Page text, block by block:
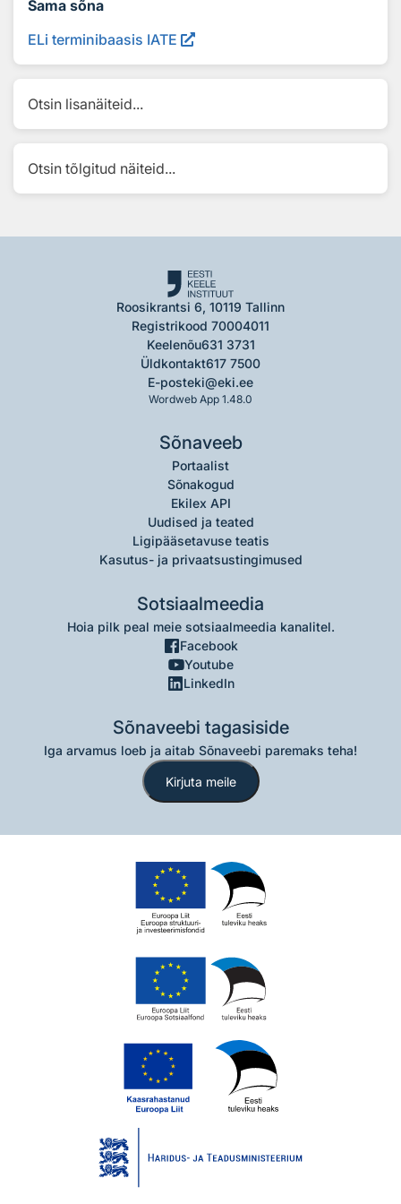
Sama sõna
ELi terminibaasis IATE
Otsin lisanäiteid...
Otsin tõlgitud näiteid...
Roosikrantsi 6, 10119 Tallinn
Registrikood 70004011
Keelenõu631 3731
Üldkontakt617 7500
E-posteki@eki.ee
Wordweb App 1.48.0
Sõnaveeb
Portaalist
Sõnakogud
Ekilex API
Uudised ja teated
Ligipääsetavuse teatis
Kasutus- ja privaatsustingimused
Sotsiaalmeedia
Hoia pilk peal meie sotsiaalmeedia kanalitel.
Facebook
Youtube
LinkedIn
Sõnaveebi tagasiside
Iga arvamus loeb ja aitab Sõnaveebi paremaks teha!
Kirjuta meile